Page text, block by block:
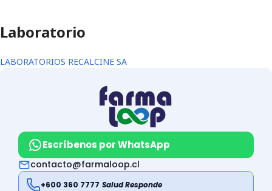
Laboratorio
LABORATORIOS RECALCINE SA
Escríbenos por WhatsApp
contacto@farmaloop.cl
+600 360 7777 Salud Responde